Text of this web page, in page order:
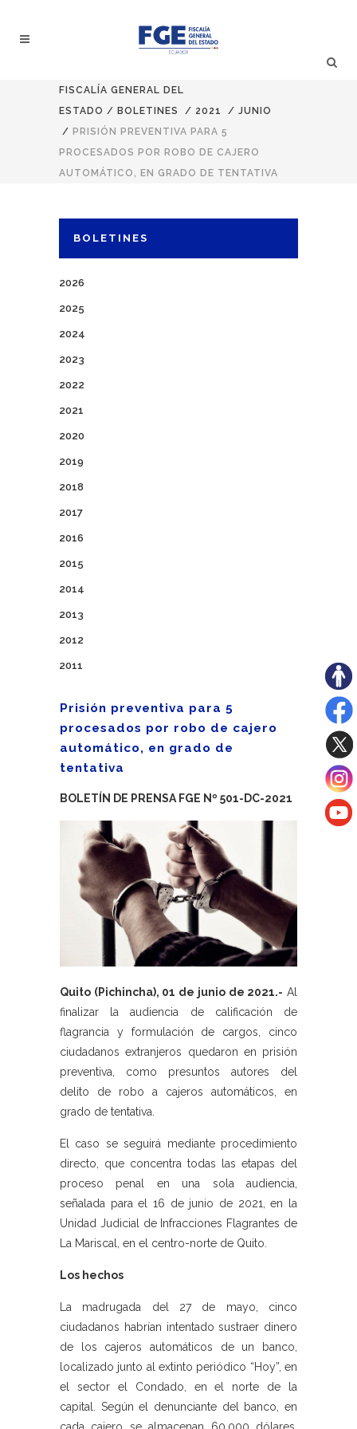
FISCALÍA GENERAL DEL
ESTADO / BOLETINES / 2021 / JUNIO
/ PRISIÓN PREVENTIVA PARA 5
PROCESADOS POR ROBO DE CAJERO
AUTOMÁTICO, EN GRADO DE TENTATIVA
BOLETINES
2026
2025
2024
2023
2022
2021
2020
2019
2018
2017
2016
2015
2014
2013
2012
2011
Prisión preventiva para 5
procesados por robo de cajero
automático, en grado de
tentativa
BOLETÍN DE PRENSA FGE Nº 501-DC-2021
Quito (Pichincha), 01 de junio de 2021.- Al
finalizar la audiencia de calificación de
flagrancia y formulación de cargos, cinco
ciudadanos extranjeros quedaron en prisión
preventiva, como presuntos autores del
delito de robo a cajeros automáticos, en
grado de tentativa.
El caso se seguirá mediante procedimiento
directo, que concentra todas las etapas del
proceso penal en una sola audiencia,
señalada para el 16 de junio de 2021, en la
Unidad Judicial de Infracciones Flagrantes de
La Mariscal, en el centro-norte de Quito.
Los hechos
La madrugada del 27 de mayo, cinco
ciudadanos habrían intentado sustraer dinero
de los cajeros automáticos de un banco,
localizado junto al extinto periódico “Hoy”, en
el sector el Condado, en el norte de la
capital. Según el denunciante del banco, en